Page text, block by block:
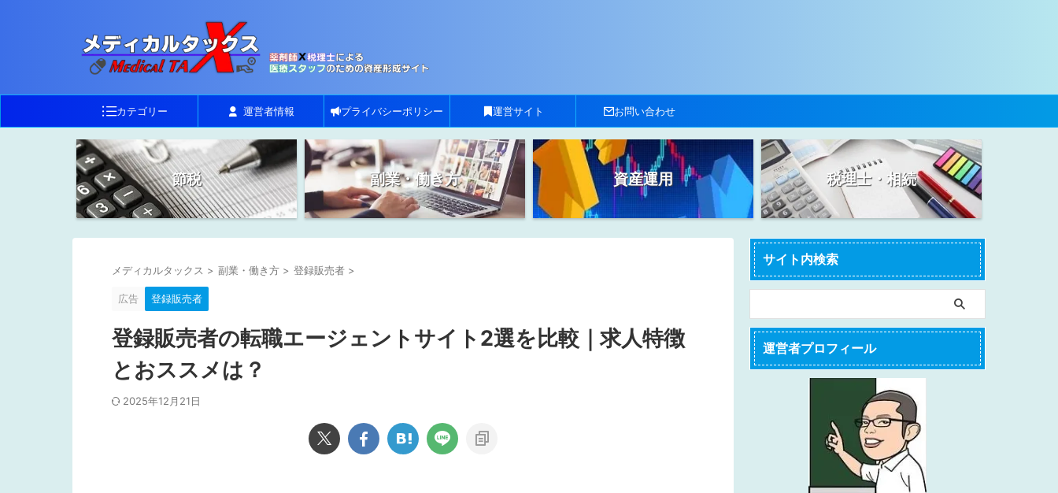
カテゴリー 運営者情報 プライバシーポリシー 運営サイト お問い合わせ
節税 副業・働き方 資産運用 税理士・相続
メディカルタックス > 副業・働き方 > 登録販売者 >
広告 登録販売者
登録販売者の転職エージェントサイト2選を比較｜求人特徴
とおススメは？
2025年12月21日
サイト内検索
運営者プロフィール